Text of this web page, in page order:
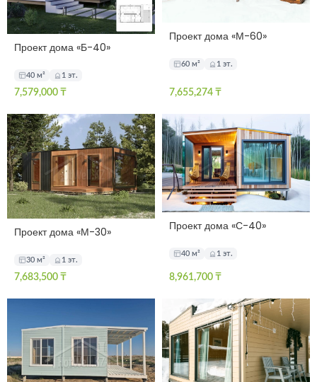
Проект дома «Б-40»
40 м² 1 эт.
7,579,000 ₸
Проект дома «М-60»
60 м² 1 эт.
7,655,274 ₸
Проект дома «М-30»
30 м² 1 эт.
7,683,500 ₸
Проект дома «С-40»
40 м² 1 эт.
8,961,700 ₸